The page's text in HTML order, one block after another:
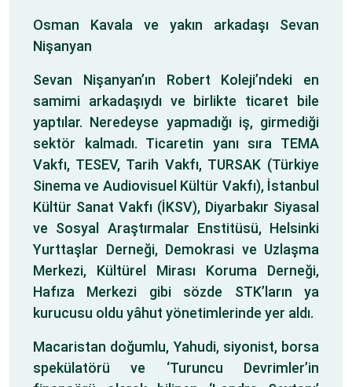
Osman Kavala ve yakın arkadaşı Sevan
Nişanyan
Sevan Nişanyan’ın Robert Koleji’ndeki en
samimi arkadaşıydı ve birlikte ticaret bile
yaptılar. Neredeyse yapmadığı iş, girmediği
sektör kalmadı. Ticaretin yanı sıra TEMA
Vakfı, TESEV, Tarih Vakfı, TURSAK (Türkiye
Sinema ve Audiovisuel Kültür Vakfı), İstanbul
Kültür Sanat Vakfı (İKSV), Diyarbakır Siyasal
ve Sosyal Araştırmalar Enstitüsü, Helsinki
Yurttaşlar Derneği, Demokrasi ve Uzlaşma
Merkezi, Kültürel Mirası Koruma Derneği,
Hafıza Merkezi gibi sözde STK’ların ya
kurucusu oldu yâhut yönetimlerinde yer aldı.
Macaristan doğumlu, Yahudi, siyonist, borsa
spekülatörü ve ‘Turuncu Devrimler’in